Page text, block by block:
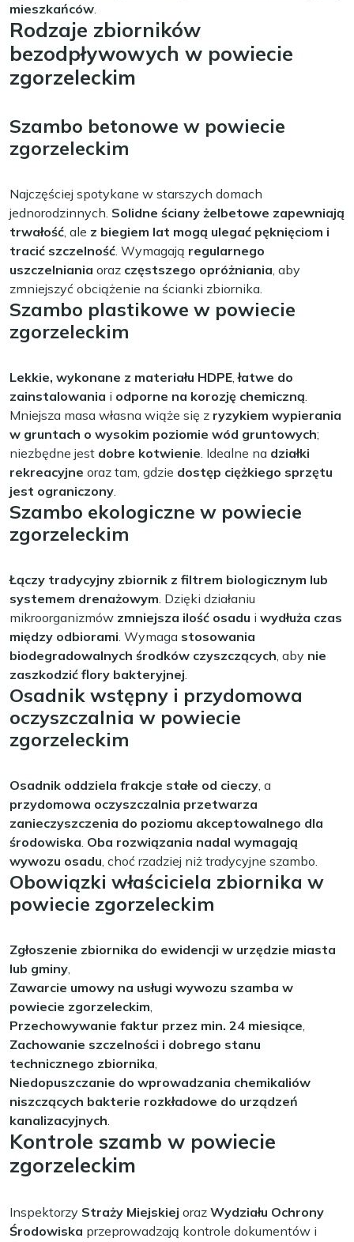
mieszkańców.
Rodzaje zbiorników
bezodpływowych w powiecie
zgorzeleckim
Szambo betonowe w powiecie
zgorzeleckim
Najczęściej spotykane w starszych domach
jednorodzinnych. Solidne ściany żelbetowe zapewniają
trwałość, ale z biegiem lat mogą ulegać pęknięciom i
tracić szczelność. Wymagają regularnego
uszczelniania oraz częstszego opróżniania, aby
zmniejszyć obciążenie na ścianki zbiornika.
Szambo plastikowe w powiecie
zgorzeleckim
Lekkie, wykonane z materiału HDPE,łatwe do
zainstalowania i odporne na korozję chemiczną.
Mniejsza masa własna wiąże się z ryzykiem wypierania
w gruntach o wysokim poziomie wód gruntowych;
niezbędne jest dobre kotwienie. Idealne na działki
rekreacyjne oraz tam, gdzie dostęp ciężkiego sprzętu
jest ograniczony.
Szambo ekologiczne w powiecie
zgorzeleckim
Łączy tradycyjny zbiornik z filtrem biologicznym lub
systemem drenażowym. Dzięki działaniu
mikroorganizmów zmniejsza ilość osadu i wydłuża czas
między odbiorami. Wymaga stosowania
biodegradowalnych środków czyszczących, aby nie
zaszkodzić flory bakteryjnej.
Osadnik wstępny i przydomowa
oczyszczalnia w powiecie
zgorzeleckim
Osadnik oddziela frakcje stałe od cieczy, a
przydomowa oczyszczalnia przetwarza
zanieczyszczenia do poziomu akceptowalnego dla
środowiska. Oba rozwiązania nadal wymagają
wywozu osadu, choć rzadziej niż tradycyjne szambo.
Obowiązki właściciela zbiornika w
powiecie zgorzeleckim
Zgłoszenie zbiornika do ewidencji w urzędzie miasta
lub gminy,
Zawarcie umowy na usługi wywozu szamba w
powiecie zgorzeleckim,
Przechowywanie faktur przez min. 24 miesiące,
Zachowanie szczelności i dobrego stanu
technicznego zbiornika,
Niedopuszczanie do wprowadzania chemikaliów
niszczących bakterie rozkładowe do urządzeń
kanalizacyjnych.
Kontrole szamb w powiecie
zgorzeleckim
Inspektorzy Straży Miejskiej oraz Wydziału Ochrony
Środowiska przeprowadzają kontrole dokumentów i